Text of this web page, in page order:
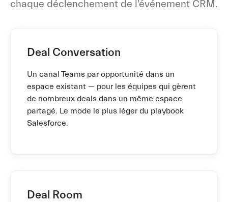
chaque déclenchement de l'événement CRM.
Deal Conversation
Un canal Teams par opportunité dans un
espace existant — pour les équipes qui gèrent
de nombreux deals dans un même espace
partagé. Le mode le plus léger du playbook
Salesforce.
Deal Room